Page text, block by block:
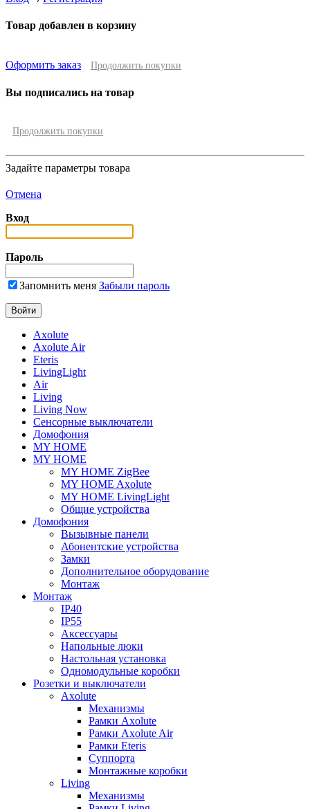
Товар добавлен в корзину
Оформить заказ Продолжить покупки
Вы подписались на товар
Продолжить покупки
Задайте параметры товара
Отмена
Вход
Пароль
Запомнить меня Забыли пароль
Axolute
Axolute Air
Eteris
LivingLight
Air
Living
Living Now
Сенсорные выключатели
Домофония
MY HOME
MY HOME
MY HOME ZigBee
MY HOME Axolute
MY HOME LivingLight
Общие устройства
Домофония
Вызывные панели
Абонентские устройства
Замки
Дополнительное оборудование
Монтаж
Монтаж
IP40
IP55
Аксессуары
Напольные люки
Настольная установка
Одномодульные коробки
Розетки и выключатели
Axolute
Механизмы
Рамки Axolute
Рамки Axolute Air
Рамки Eteris
Суппорта
Монтажные коробки
Living
Механизмы